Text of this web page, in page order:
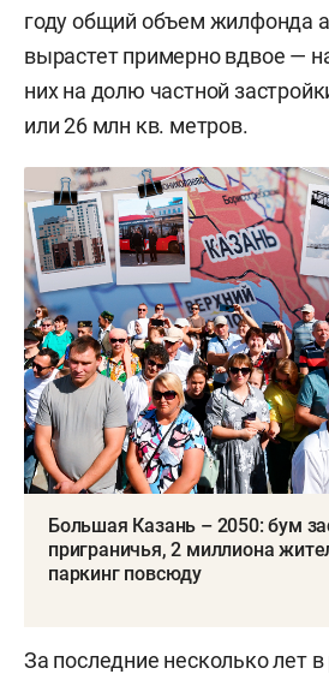
году общий объем жилфонда
вырастет примерно вдвое —
них на долю частной
или 26 млн кв. метров.
Большая Казань – 2050: бум
приграничья, 2 миллиона
паркинг повсюду
За последние несколько лет